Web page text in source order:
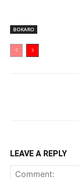
BOKARO
LEAVE A REPLY